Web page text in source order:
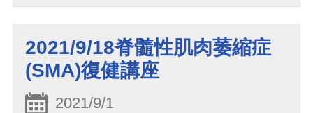
2021/9/18脊髓性肌肉萎縮症
(SMA)復健講座
2021/9/1